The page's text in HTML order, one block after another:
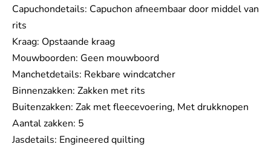
Capuchondetails: Capuchon afneembaar door middel van
rits
Kraag: Opstaande kraag
Mouwboorden: Geen mouwboord
Manchetdetails: Rekbare windcatcher
Binnenzakken: Zakken met rits
Buitenzakken: Zak met fleecevoering, Met drukknopen
Aantal zakken: 5
Jasdetails: Engineered quilting